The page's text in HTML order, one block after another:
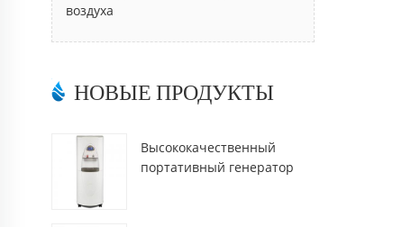
воздуха
НОВЫЕ ПРОДУКТЫ
Высококачественный
портативный генератор